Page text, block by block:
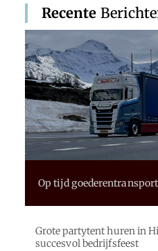
Recente
Op tijd
Grote partytent huren in
succesvol bedrijfsfeest